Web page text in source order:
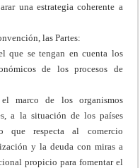
una estrategia coherente a
las Partes:
que se tengan en cuenta los
de los procesos de
marco de los organismos
a la situación de los países
que respecta al comercio
y la deuda con miras a
propicio para fomentar el